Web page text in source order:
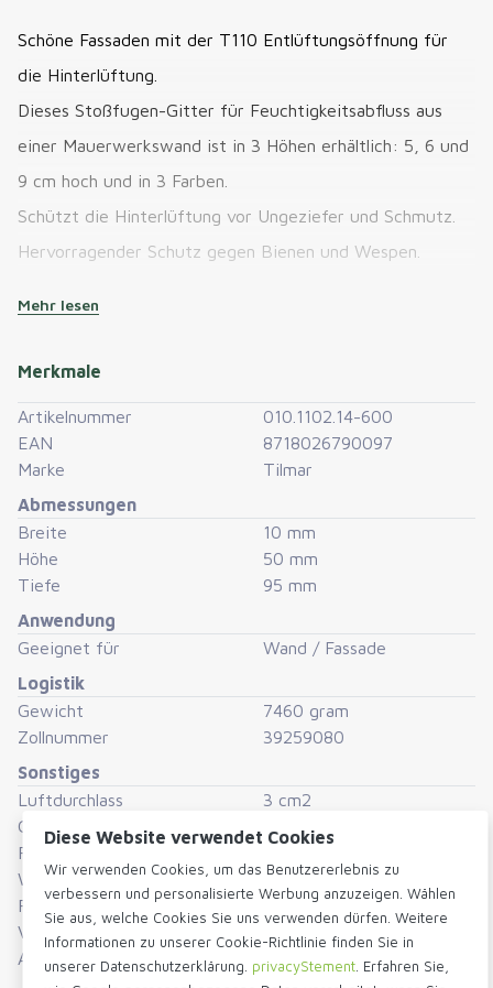
Schöne Fassaden mit der T110 Entlüftungsöffnung für
die Hinterlüftung.
Dieses Stoßfugen-Gitter für Feuchtigkeitsabfluss aus
einer Mauerwerkswand ist in 3 Höhen erhältlich: 5, 6 und
9 cm hoch und in 3 Farben.
Schützt die Hinterlüftung vor Ungeziefer und Schmutz.
Hervorragender Schutz gegen Bienen und Wespen.
Optimale Belüftung der hinterlüfteten Wand.
Schutz vor Mäusen, Bienen und Wespen.
Sorgt für Maßbeständigkeit beim Mauern.
In mehreren Höhen und Farben erhältlich.
Mehr lesen
Merkmale
Artikelnummer
010.1102.14-600
EAN
8718026790097
Marke
Tilmar
Abmessungen
Breite
10 mm
Höhe
50 mm
Tiefe
95 mm
Anwendung
Geeignet für
Wand / Fassade
Logistik
Gewicht
7460 gram
Zollnummer
39259080
Sonstiges
Luftdurchlass
3 cm2
Größe
5 cm hoch
Farbe
Werkstoff
Kunststoff
Form
Rechteckig
Verpackungseinheit
Karton (600 Stück)
Auch gefunden in
Stoßfugenlüfter
Diese Website verwendet Cookies
Wir verwenden Cookies, um das Benutzererlebnis zu
verbessern und personalisierte Werbung anzuzeigen. Wählen
Sie aus, welche Cookies Sie uns verwenden dürfen. Weitere
Informationen zu unserer Cookie-Richtlinie finden Sie in
unserer Datenschutzerklärung. privacyStement . Erfahren Sie,